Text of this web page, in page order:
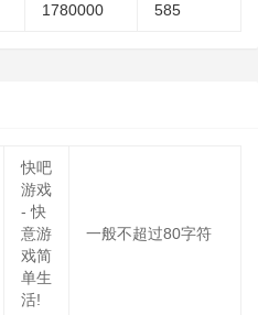
1780000 585
快吧
游戏
- 快
意游
戏简
单生
活!
一般不超过80字符